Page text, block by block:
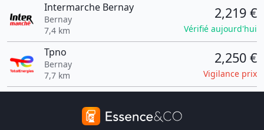
Intermarche Bernay
Bernay
7,4 km
2,219 €
Vérifié aujourd'hui
Tpno
Bernay
7,7 km
2,250 €
Vigilance prix